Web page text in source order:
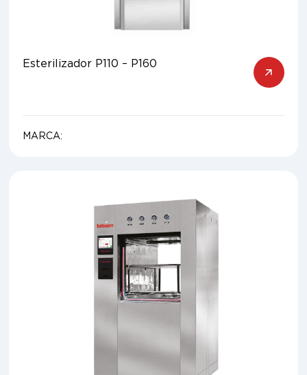
Esterilizador P110 – P160
MARCA: